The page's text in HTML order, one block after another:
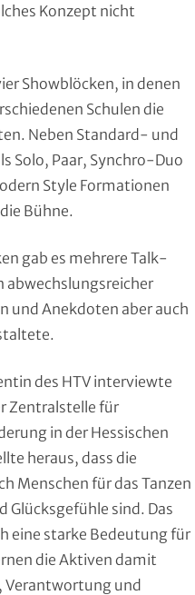
Konzept nicht
Showblöcken, in denen
Schulen die
Neben Standard- und
Solo, Paar, Synchro-Duo
Style Formationen
Bühne.
gab es mehrere Talk-
abwechslungsreicher
und Anekdoten aber auch
des HTV interviewte
Zentralstelle für
in der Hessischen
heraus, dass die
Menschen für das Tanzen
Glücksgefühle sind. Das
eine starke Bedeutung für
die Aktiven damit
Verantwortung und